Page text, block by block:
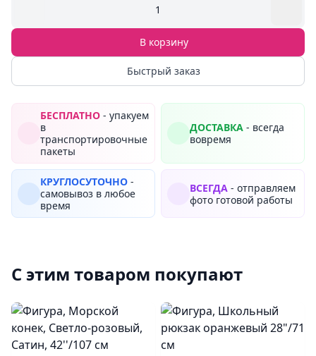
1
В корзину
Быстрый заказ
БЕСПЛАТНО - упакуем
в
транспортировочные
пакеты
ДОСТАВКА - всегда
вовремя
КРУГЛОСУТОЧНО -
самовывоз в любое
время
ВСЕГДА - отправляем
фото готовой работы
С этим товаром покупают